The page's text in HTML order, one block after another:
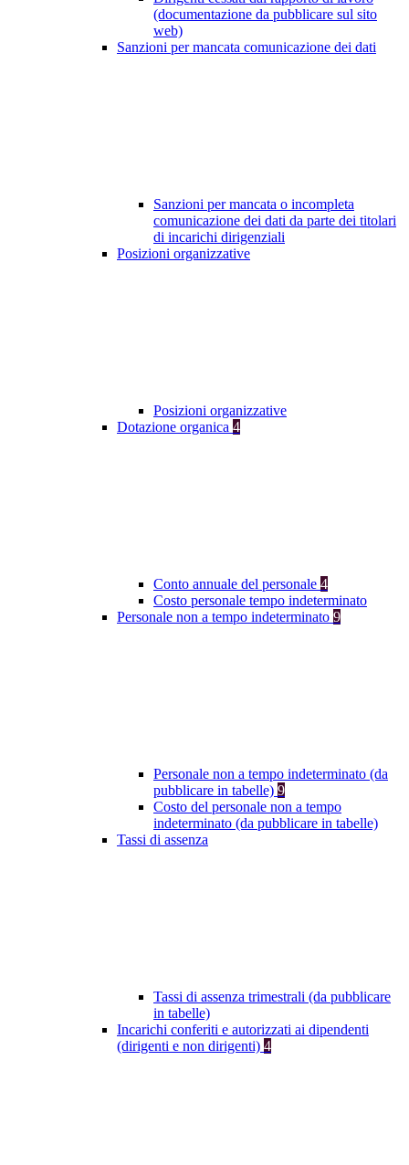
(documentazione da pubblicare sul sito
web)
Sanzioni per mancata comunicazione dei dati
Sanzioni per mancata o incompleta
comunicazione dei dati da parte dei titolari
di incarichi dirigenziali
Posizioni organizzative
Posizioni organizzative
Dotazione organica 4
Conto annuale del personale 4
Costo personale tempo indeterminato
Personale non a tempo indeterminato 9
Personale non a tempo indeterminato (da
pubblicare in tabelle) 9
Costo del personale non a tempo
indeterminato (da pubblicare in tabelle)
Tassi di assenza
Tassi di assenza trimestrali (da pubblicare
in tabelle)
Incarichi conferiti e autorizzati ai dipendenti
(dirigenti e non dirigenti) 4